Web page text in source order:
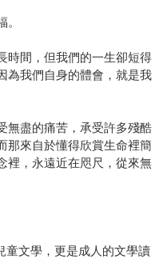
時間，但我們的一生卻短得
為我們自身的體會，就是我
無盡的痛苦，承受許多殘酷
那來自於懂得欣賞生命裡簡
裡，永遠近在咫尺，從來無
文學，更是成人的文學讀